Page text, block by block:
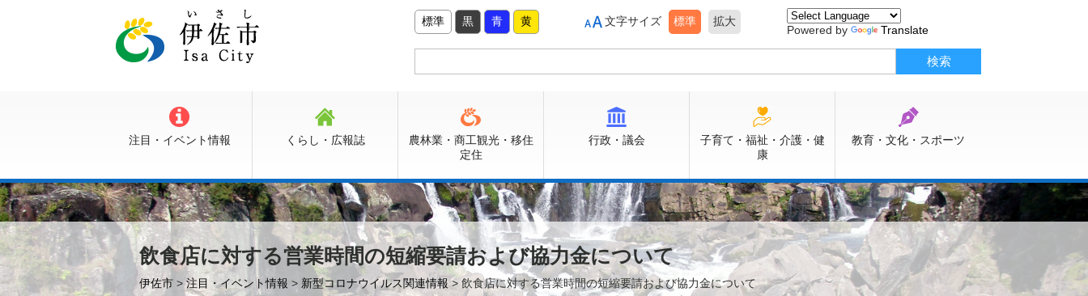
標準 黒 青 黄 文字サイズ 標準 拡大
Powered by Translate
注目・イベント情報 くらし・広報誌
農林業・商工観光・移住
定住
行政・議会
子育て・福祉・介護・健
康
教育・文化・スポーツ
飲食店に対する営業時間の短縮要請および協力金について
伊佐市 >注目・イベント情報 > 新型コロナウイルス関連情報> 飲食店に対する営業時間の短縮要請および協力金について